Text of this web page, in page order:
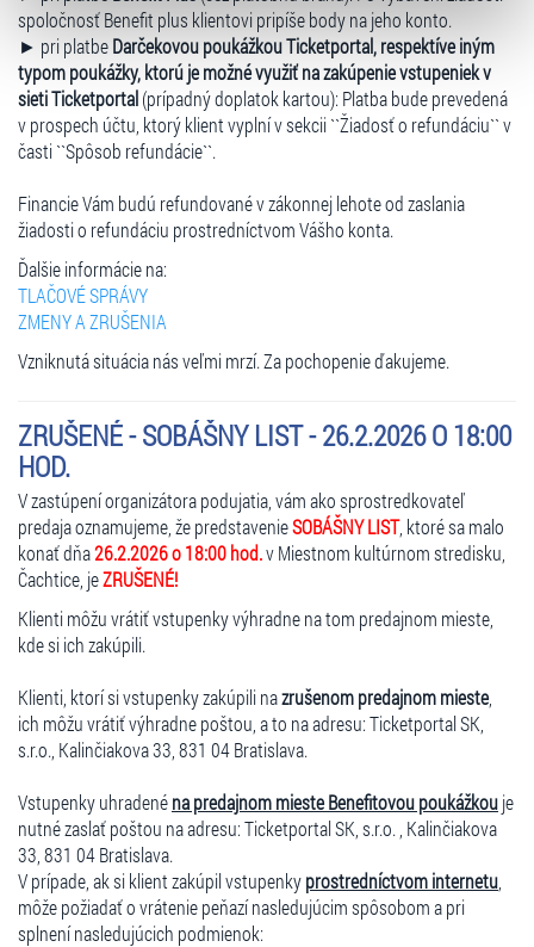
zpracování upravíte zaškrtnutím příslušné varianty. Svoji
volbu můžete kdykoliv změnit v zápatí stránky v záložce
„Cookies a jejich nastavení“.
spoločnosť Benefit plus klientovi pripíše body na jeho konto.
► pri platbeDarčekovou poukážkou Ticketportal, respektíve iným
typom poukážky, ktorú je možné využiť na zakúpenie vstupeniek v
sieti Ticketportal(prípadný doplatok kartou): Platba bude prevedená
v prospech účtu, ktorý klient vyplní v sekcii ``Žiadosť o refundáciu`` v
časti ``Spôsob refundácie``.
Financie Vám budú refundované v zákonnej lehote od zaslania
žiadosti o refundáciu prostredníctvom Vášho konta.
Ďalšie informácie na:
TLAČOVÉ SPRÁVY
ZMENY A ZRUŠENIA
Vzniknutá situácia nás veľmi mrzí. Za pochopenie ďakujeme.
ZRUŠENÉ - SOBÁŠNY LIST - 26.2.2026 O 18:00
HOD.
V zastúpení organizátora podujatia, vám ako sprostredkovateľ
predaja oznamujeme, že predstavenieSOBÁŠNY LIST, ktoré sa malo
konať dňa26.2.2026 o 18:00 hod.v Miestnom kultúrnom stredisku,
Čachtice, jeZRUŠENÉ!
Klienti môžu vrátiť vstupenky výhradne na tom predajnom mieste,
kde si ich zakúpili.
Klienti, ktorí si vstupenky zakúpili nazrušenom predajnom mieste,
ich môžu vrátiť výhradne poštou, a to na adresu: Ticketportal SK,
s.r.o., Kalinčiakova 33, 831 04 Bratislava.
Vstupenky uhradenéna predajnom mieste Benefitovou poukážkouje
nutné zaslať poštou na adresu: Ticketportal SK, s.r.o. , Kalinčiakova
33, 831 04 Bratislava.
V prípade, ak si klient zakúpil vstupenkyprostredníctvom internetu
môže požiadať o vrátenie peňazí nasledujúcim spôsobom a pri
splnení nasledujúcich podmienok: